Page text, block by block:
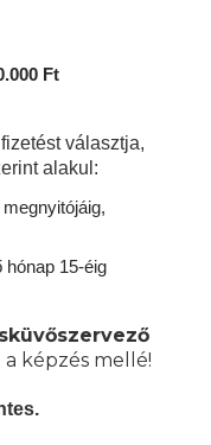
000 Ft
választja,
alakul:
hónap 15-éig
a képzés mellé!